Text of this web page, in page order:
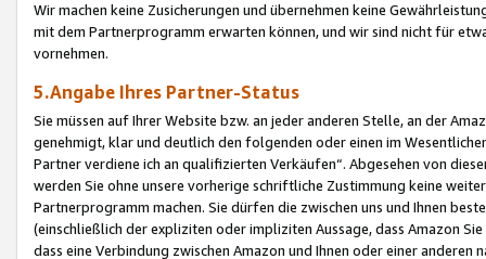
Wir machen keine Zusicherungen und übernehmen keine
mit dem Partnerprogramm erwarten können, und wir sind nicht für
vornehmen.
5.Angabe Ihres Partner-Status
Sie müssen auf Ihrer Website bzw. an jeder anderen Stelle, an der
genehmigt, klar und deutlich den folgenden oder einen im
Partner verdiene ich an qualifizierten Verkäufen“. Abgesehen von
werden Sie ohne unsere vorherige schriftliche Zustimmung keine
Partnerprogramm machen. Sie dürfen die zwischen uns und Ihnen
(einschließlich der expliziten oder impliziten Aussage, dass Amazon
dass eine Verbindung zwischen Amazon und Ihnen oder einer